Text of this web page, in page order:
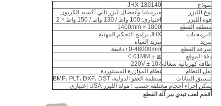
نموذج
JHX-180140
نوع الليزر
هيرميتيا وأنفصال ليزر ثاني أكسيد الكربون
قوة الليزر
اختياري: 100 واط / 130 واط / 150 واط × 2
منطقة القطع
1800 × 1400mm
البرمجيات
JHX برامج التحكم المهنية
تبريد
تبريد المياه
سرعة القطع
0-48000mm / دقيقة
دقة الموقع
≦ ± 0.01MM
طاقة كهربائية شغالة220V ± 10٪
نقل النظام
نظام المؤازرة المستوردة
تنسيق البيانات
منظمة العفو الدولية، BMP، PLT، DXF، DST
يمكن إجراء أحجام مختلفة حسب ؛ مولد الليزر USA اختياري
أفخم لعب تيدي بير آلة القطع